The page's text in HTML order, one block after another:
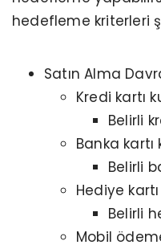
hedefleme kriterleri
Satın Alma
Kredi kartı
Belirli
Banka kartı
Belirli
Hediye kartı
Belirli
Mobil